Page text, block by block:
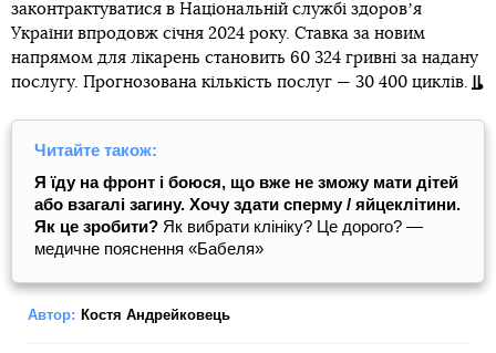
законтрактуватися в Національній службі здоровʼя
України впродовж січня 2024 року. Ставка за новим
напрямом для лікарень становить 60 324 гривні за надану
послугу. Прогнозована кількість послуг — 30 400 циклів.
Читайте також:
Я їду на фронт і боюся, що вже не зможу мати дітей
або взагалі загину. Хочу здати сперму / яйцеклітини.
Як це зробити? Як вибрати клініку? Це дорого? ―
медичне пояснення «Бабеля»
Автор: Костя Андрейковець